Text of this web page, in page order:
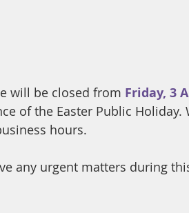
will be closed from Friday, 3
of the Easter Public
hours.
any urgent matters during